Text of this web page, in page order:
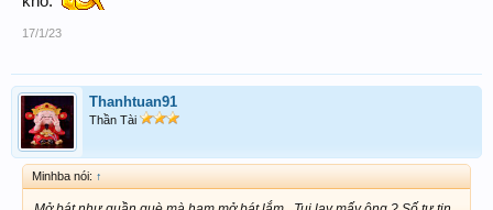
17/1/23
Thanhtuan91
Thần Tài
Minhba nói: ↑